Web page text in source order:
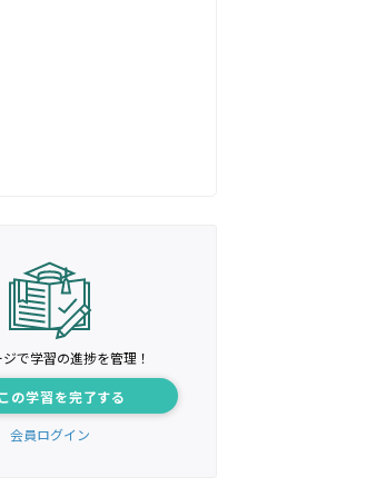
で学習の進捗を管理！
この学習を完了する
会員ログイン